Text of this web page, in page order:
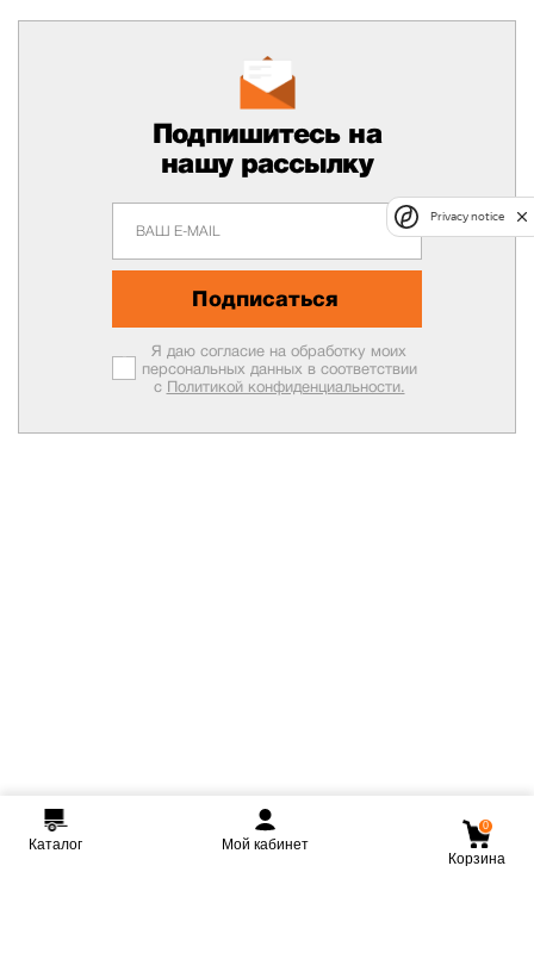
Подпишитесь на
нашу рассылку
Подписаться
Я даю согласие на обработку моих
персональных данных в соответствии
с Политикой конфиденциальности.
Каталог Мой кабинет
0
Корзина
Privacy notice